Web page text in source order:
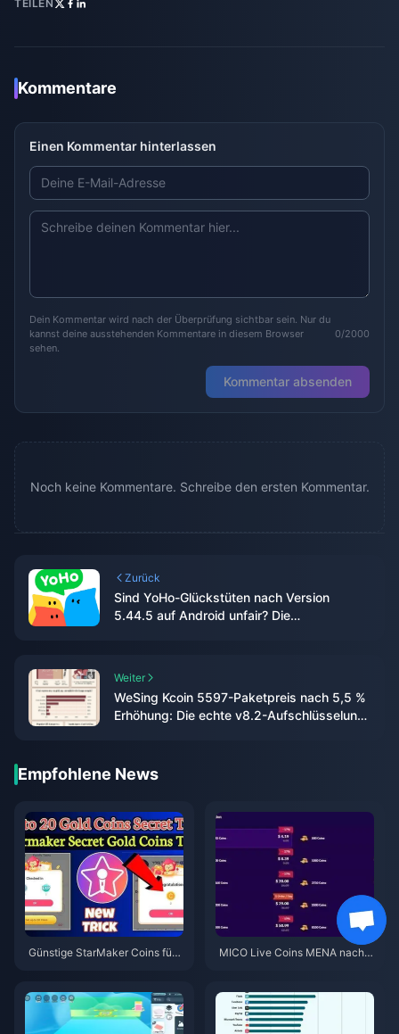
TEILEN
Kommentare
Einen Kommentar hinterlassen
Dein Kommentar wird nach der Überprüfung sichtbar sein. Nur du
kannst deine ausstehenden Kommentare in diesem Browser
sehen.
0/2000
Kommentar absenden
Noch keine Kommentare. Schreibe den ersten Kommentar.
Zurück
Sind YoHo-Glückstüten nach Version
5.44.5 auf Android unfair? Die
Weiter
WeSing Kcoin 5597-Paketpreis nach 5,5 %
Erhöhung: Die echte v8.2-Aufschlüsselung
Empfohlene News
Günstige StarMaker Coins für
MICO Live Coins MENA nach v